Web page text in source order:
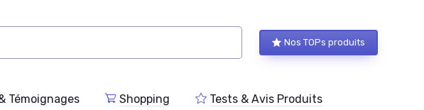
Nos TOPs produits
Témoignages Shopping Tests & Avis Produits